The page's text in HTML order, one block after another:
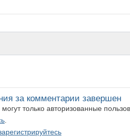
за комментарии завершен
только авторизованные